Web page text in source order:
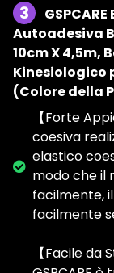
3
Autoadesiva
10cm X 4,5m,
Kinesiologico
(Colore della
【Forte
coesiva
elastico
modo che il
facilmente,
facilmente
【Facile